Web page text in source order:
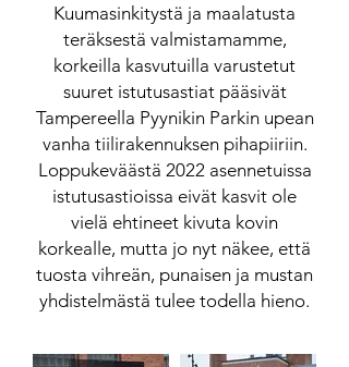
Kuumasinkitystä ja maalatusta
teräksestä valmistamamme,
korkeilla kasvutuilla varustetut
suuret istutusastiat pääsivät
Tampereella Pyynikin Parkin upean
vanha tiilirakennuksen pihapiiriin.
Loppukeväästä 2022 asennetuissa
istutusastioissa eivät kasvit ole
vielä ehtineet kivuta kovin
korkealle, mutta jo nyt näkee, että
tuosta vihreän, punaisen ja mustan
yhdistelmästä tulee todella hieno.